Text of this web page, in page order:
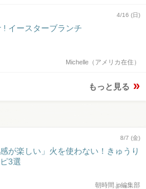
4/16 (日)
! イースターブランチ
Michelle（アメリカ在住）
もっと見る
8/7 (金)
感が楽しい」火を使わない！きゅうり
3選
朝時間.jp編集部